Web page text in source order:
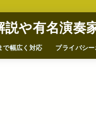
や有名演奏
で幅広く対応 プライバシ